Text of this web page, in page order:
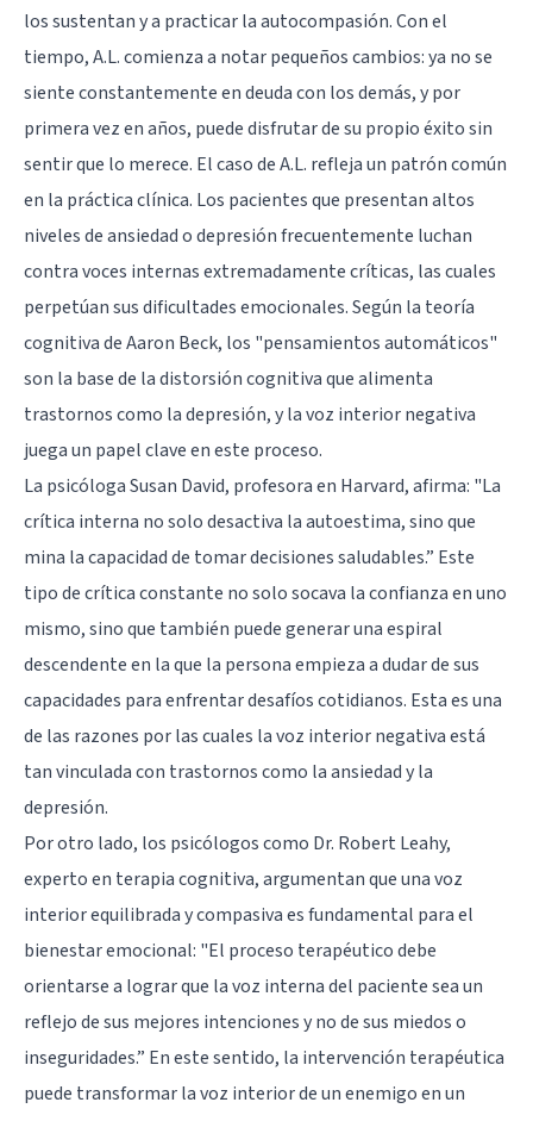
los sustentan y a practicar la autocompasión. Con el
tiempo, A.L. comienza a notar pequeños cambios: ya no se
siente constantemente en deuda con los demás, y por
primera vez en años, puede disfrutar de su propio éxito sin
sentir que lo merece. El caso de A.L. refleja un patrón común
en la práctica clínica. Los pacientes que presentan altos
niveles de ansiedad o depresión frecuentemente luchan
contra voces internas extremadamente críticas, las cuales
perpetúan sus dificultades emocionales. Según la teoría
cognitiva de Aaron Beck, los "pensamientos automáticos"
son la base de la distorsión cognitiva que alimenta
trastornos como la depresión, y la voz interior negativa
juega un papel clave en este proceso.
La psicóloga Susan David, profesora en Harvard, afirma: "La
crítica interna no solo desactiva la autoestima, sino que
mina la capacidad de tomar decisiones saludables.” Este
tipo de crítica constante no solo socava la confianza en uno
mismo, sino que también puede generar una espiral
descendente en la que la persona empieza a dudar de sus
capacidades para enfrentar desafíos cotidianos. Esta es una
de las razones por las cuales la voz interior negativa está
tan vinculada con trastornos como la ansiedad y la
depresión.
Por otro lado, los psicólogos como Dr. Robert Leahy,
experto en terapia cognitiva, argumentan que una voz
interior equilibrada y compasiva es fundamental para el
bienestar emocional: "El proceso terapéutico debe
orientarse a lograr que la voz interna del paciente sea un
reflejo de sus mejores intenciones y no de sus miedos o
inseguridades.” En este sentido, la intervención terapéutica
puede transformar la voz interior de un enemigo en un